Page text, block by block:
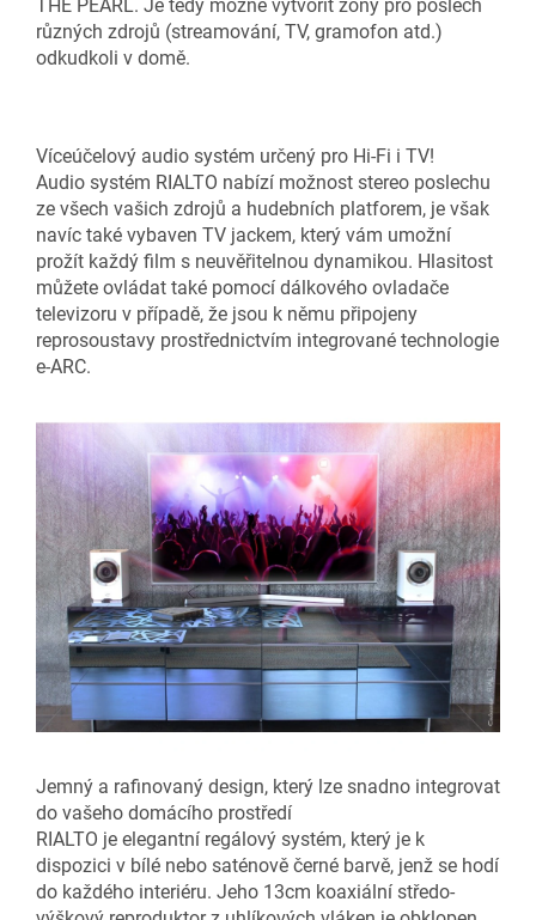
THE PEARL. Je tedy možné vytvořit zóny pro poslech
různých zdrojů (streamování, TV, gramofon atd.)
odkudkoli v domě.
Víceúčelový audio systém určený pro Hi-Fi i TV!
Audio systém RIALTO nabízí možnost stereo poslechu
ze všech vašich zdrojů a hudebních platforem, je však
navíc také vybaven TV jackem, který vám umožní
prožít každý film s neuvěřitelnou dynamikou. Hlasitost
můžete ovládat také pomocí dálkového ovladače
televizoru v případě, že jsou k němu připojeny
reprosoustavy prostřednictvím integrované technologie
e-ARC.
Jemný a rafinovaný design, který lze snadno integrovat
do vašeho domácího prostředí
RIALTO je elegantní regálový systém, který je k
dispozici v bílé nebo saténově černé barvě, jenž se hodí
do každého interiéru. Jeho 13cm koaxiální středo-